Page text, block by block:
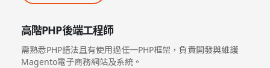
高階PHP後端工程師
需熟悉PHP語法且有使用過任一PHP框架，負責開發與維護
Magento電子商務網站及系統。